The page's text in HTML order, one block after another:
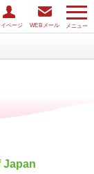
メニュー
ページ WEBメール